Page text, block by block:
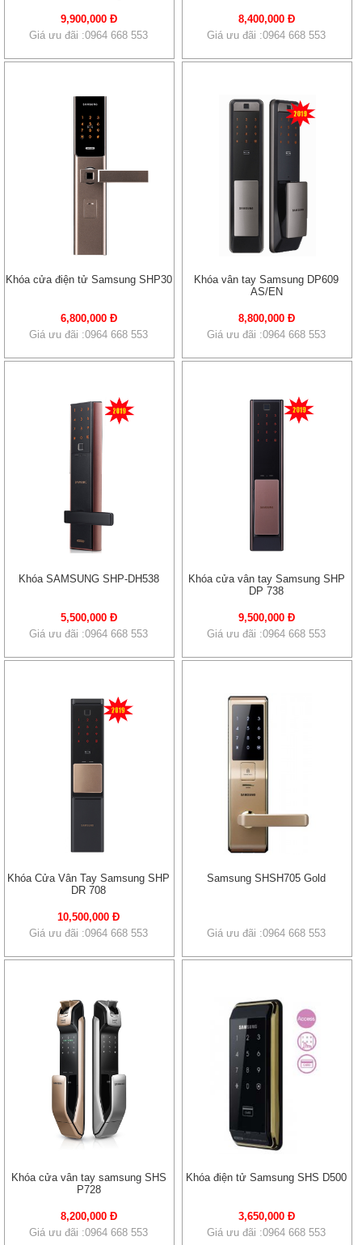
9,900,000 Đ
Giá ưu đãi :0964 668 553
8,400,000 Đ
Giá ưu đãi :0964 668 553
Khóa cửa điện tử Samsung SHP30
6,800,000 Đ
Giá ưu đãi :0964 668 553
Khóa vân tay Samsung DP609
AS/EN
8,800,000 Đ
Giá ưu đãi :0964 668 553
Khóa SAMSUNG SHP-DH538
5,500,000 Đ
Giá ưu đãi :0964 668 553
Khóa cửa vân tay Samsung SHP
DP 738
9,500,000 Đ
Giá ưu đãi :0964 668 553
Khóa Cửa Vân Tay Samsung SHP
DR 708
10,500,000 Đ
Giá ưu đãi :0964 668 553
Samsung SHSH705 Gold
Giá ưu đãi :0964 668 553
Khóa cửa vân tay samsung SHS
P728
8,200,000 Đ
Giá ưu đãi :0964 668 553
Khóa điện tử Samsung SHS D500
3,650,000 Đ
Giá ưu đãi :0964 668 553